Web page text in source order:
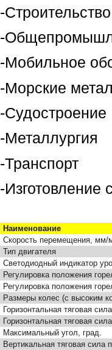
-
-
-Мобильное
-Морские
-Судостроение
-Металлургия
-Транспорт
-Изготовление
Наименование
Скорость перемещения, мм/
Тип двигателя
Светодиодный индикатор
Регулировка положения
Регулировка положения
Размеры колес (с высоким
Горизонтальная тяговая
Горизонтальная тяговая
Максимальный угол, град.
Вертикальная тяговая сила